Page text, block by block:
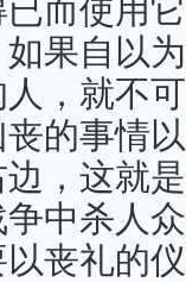
而使用
果自以
，就不
的事情
边，这就
中杀人
丧礼的